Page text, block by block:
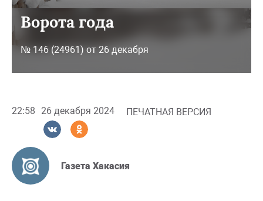
Ворота года
№ 146 (24961) от 26 декабря
22:58 26 декабря 2024 ПЕЧАТНАЯ ВЕРСИЯ
Газета Хакасия